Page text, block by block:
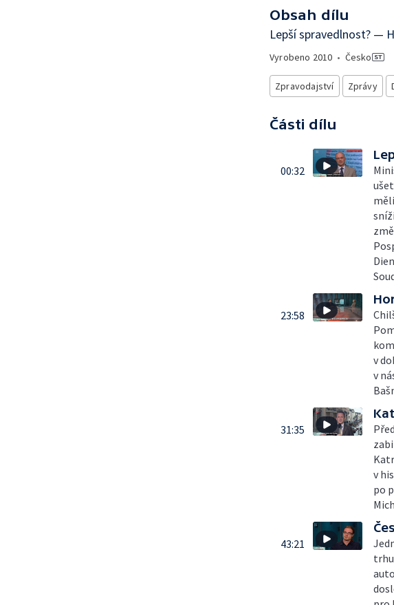
Obsah dílu
Lepší spravedlnost? —
Vyrobeno 2010 • Česko
Zpravodajství Zprávy
Části dílu
00:32
23:58
v
v
31:35
v
po
43:21